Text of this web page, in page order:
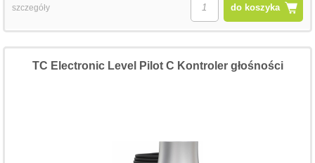
do koszyka
szczegóły
TC Electronic Level Pilot C Kontroler głośności